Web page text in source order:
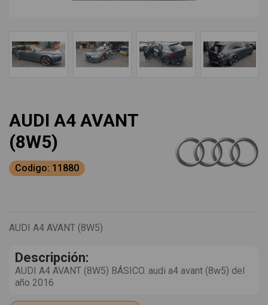
AUDI A4 AVANT
(8W5)
Codigo: 11880
AUDI A4 AVANT (8W5)
Descripción:
AUDI A4 AVANT (8W5) BÁSICO. audi a4 avant (8w5) del
año 2016